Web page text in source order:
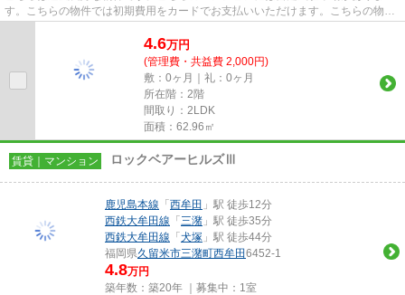
す。こちらの物件では初期費用をカードでお支払いいただけます。こちらの物件
はマンションです。できるだけ...
4.6万円
(管理費・共益費 2,000円)
敷：0ヶ月｜礼：0ヶ月
所在階：2階
間取り：2LDK
面積：62.96㎡
賃貸｜マンション ロックベアーヒルズⅢ
鹿児島本線 「西牟田 」駅 徒歩12分
西鉄大牟田線 「三潴 」駅 徒歩35分
西鉄大牟田線 「犬塚 」駅 徒歩44分
福岡県久留米市三潴町西牟田6452-1
4.8万円
築年数：築20年 ｜募集中： 1室